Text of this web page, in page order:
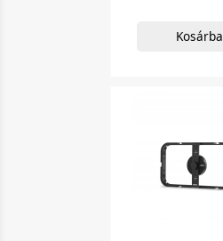
Kosárba